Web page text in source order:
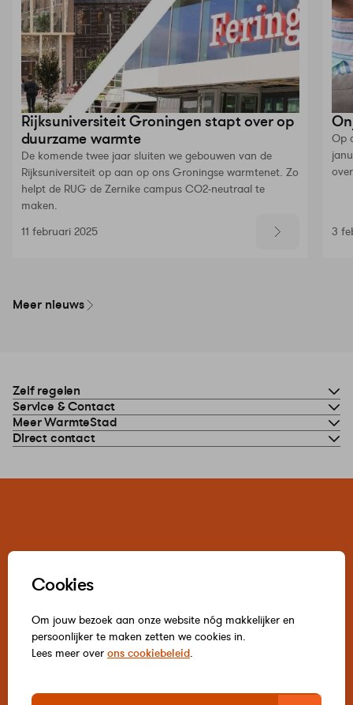
Cookies
Om jouw bezoek aan onze website nóg makkelijker en
persoonlijker te maken zetten we cookies in.
Lees meer over ons cookiebeleid.
Rijksuniversiteit Groningen stapt over op
duurzame warmte
De komende twee jaar sluiten we gebouwen van de
Rijksuniversiteit op aan op ons Groningse warmtenet. Zo
helpt de RUG de Zernike campus CO2-neutraal te
maken.
11 februari 2025
Op
3
Meer nieuws
Zelf regelen
Service & Contact
Meer WarmteStad
Direct contact